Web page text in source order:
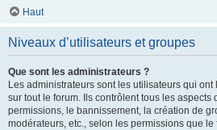
Haut
Niveaux d’utilisateurs et groupes
Que sont les administrateurs ?
Les administrateurs sont les utilisateurs qui
sur tout le forum. Ils contrôlent tous les aspects
permissions, le bannissement, la création de
modérateurs, etc., selon les permissions que